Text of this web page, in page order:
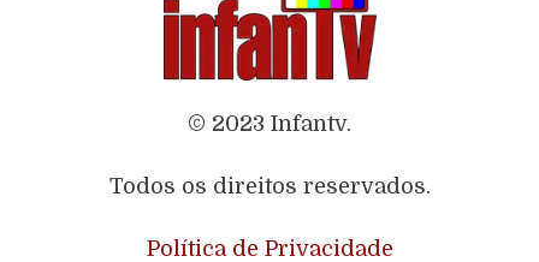
© 2023 Infantv.
Todos os direitos reservados.
Política de Privacidade